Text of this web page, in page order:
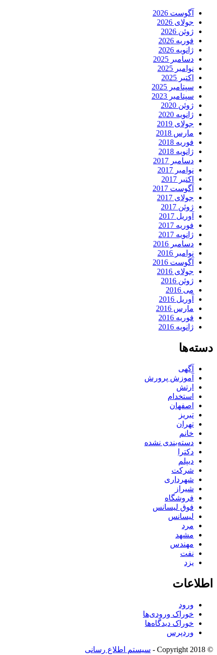
آگوست 2026
جولای 2026
ژوئن 2026
فوریه 2026
ژانویه 2026
دسامبر 2025
نوامبر 2025
اکتبر 2025
سپتامبر 2025
سپتامبر 2023
ژوئن 2020
ژانویه 2020
جولای 2019
مارس 2018
فوریه 2018
ژانویه 2018
دسامبر 2017
نوامبر 2017
اکتبر 2017
آگوست 2017
جولای 2017
ژوئن 2017
آوریل 2017
فوریه 2017
ژانویه 2017
دسامبر 2016
نوامبر 2016
آگوست 2016
جولای 2016
ژوئن 2016
می 2016
آوریل 2016
مارس 2016
فوریه 2016
ژانویه 2016
دسته‌ها
آگهی
آموزش پرورش
ارتش
استخدام
اصفهان
تبریز
تهران
خانم
دسته‌بندی نشده
دکترا
دیپلم
شرکت
شهرداری
شیراز
فروشگاه
فوق لیسانس
لیسانس
مرد
مشهد
مهندس
نفت
یزد
اطلاعات
ورود
خوراک ورودی‌ها
خوراک دیدگاه‌ها
وردپرس
© Copyright 2018 - سیستم اطلاع رسانی